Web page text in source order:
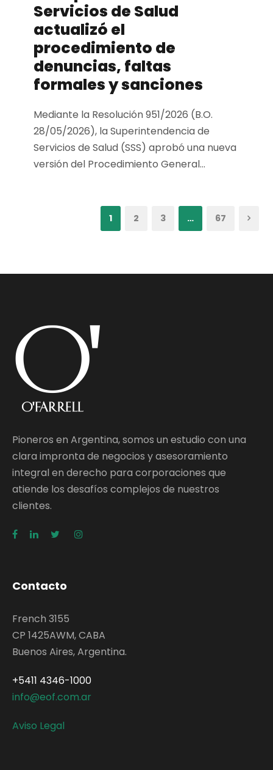
Servicios de Salud
actualizó el
procedimiento de
denuncias, faltas
formales y sanciones
Mediante la Resolución 951/2026 (B.O.
28/05/2026), la Superintendencia de
Servicios de Salud (SSS) aprobó una nueva
versión del Procedimiento General...
1 2 3 … 67
Pioneros en Argentina, somos un estudio con una
clara impronta de negocios y asesoramiento
integral en derecho para corporaciones que
atiende los desafíos complejos de nuestros
clientes.
Contacto
French 3155
CP 1425AWM, CABA
Buenos Aires, Argentina.
+5411 4346-1000
info@eof.com.ar
Aviso Legal